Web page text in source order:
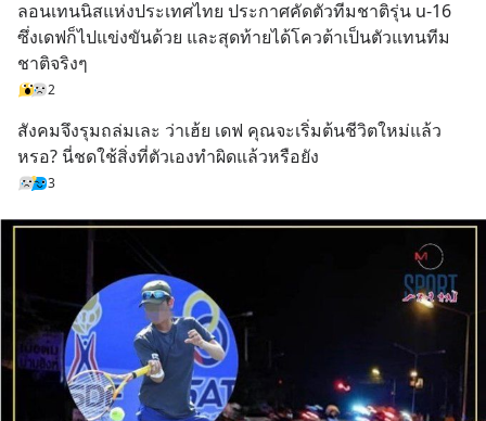
ลอนเทนนิสแห่งประเทศไทย ประกาศคัดตัวทีมชาติรุ่น u-16
ซึ่งเดฟก็ไปแข่งขันด้วย และสุดท้ายได้โควต้าเป็นตัวแทนทีม
ชาติจริงๆ
2
สังคมจึงรุมถล่มเละ ว่าเฮ้ย เดฟ คุณจะเริ่มต้นชีวิตใหม่แล้ว
หรอ? นี่ชดใช้สิ่งที่ตัวเองทำผิดแล้วหรือยัง
3